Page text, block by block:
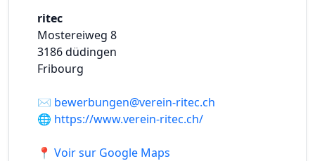
ritec
Mostereiweg 8
3186düdingen
Fribourg
✉️ bewerbungen@verein-ritec.ch
🌐 https://www.verein-ritec.ch/
📍 Voir sur Google Maps